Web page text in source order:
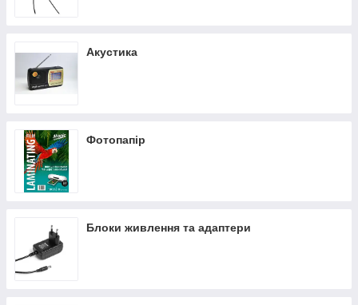
Акустика
Фотопапір
Блоки живлення та адаптери